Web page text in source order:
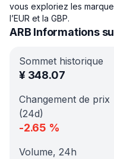
vous exploriez les
l’EUR et la GBP.
ARB Informations
Sommet historique
¥ 348.07
Changement de prix
(24d)
-2.65 %
Volume, 24h